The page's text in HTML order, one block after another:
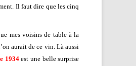
Il faut dire que les cinq
mes voisins de table à la
aurait de ce vin. Là aussi
1934est une belle surprise